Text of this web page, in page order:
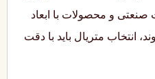
و محصولات با ابعاد
انتخاب متریال باید با دقت